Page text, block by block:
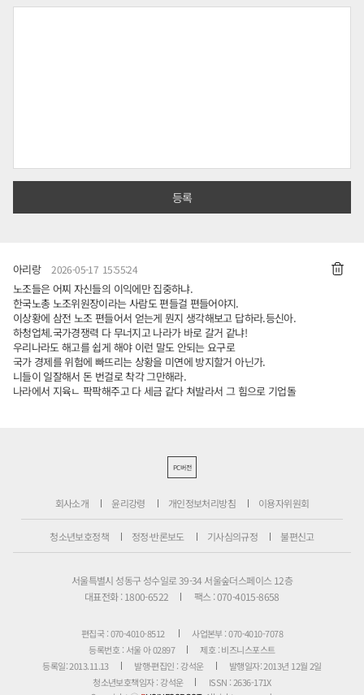
아리랑 2026-05-17 15:55:24
노조들은 어찌 자신들의 이익에만 집중하냐.
한국노총 노조위원장이라는 사람도 편들걸 편들어야지.
이상황에 삼전 노조 편들어서 얻는게 뭔지 생각해보고 답하라.등신아.
하청업체.국가경쟁력 다 무너지고 나라가 바로 갈거 같냐!
우리나라도 해고를 쉽게 해야 이런 말도 안되는 요구로
국가 경제를 위험에 빠뜨리는 상황을 미연에 방지할거 아닌가.
니들이 일잘해서 돈 번걸로 착각 그만해라.
나라에서 지육ㄴ 팍팍해주고 다 세금 같다 쳐발라서 그 힘으로 기업돌
PC버전
회사소개 윤리강령 개인정보처리방침 이용자위원회
청소년보호정책 정정·반론보도 기사심의규정 불편신고
서울특별시 성동구 성수일로 39-34 서울숲더스페이스 12층
대표전화 : 1800-6522
팩스 : 070-4015-8658
편집국 : 070-4010-8512
사업본부 : 070-4010-7078
등록번호 : 서울 아 02897
제호 : 비즈니스포스트
등록일: 2013.11.13
발행·편집인 : 강석운
발행일자: 2013년 12월 2일
청소년보호책임자 : 강석운
ISSN : 2636-171X